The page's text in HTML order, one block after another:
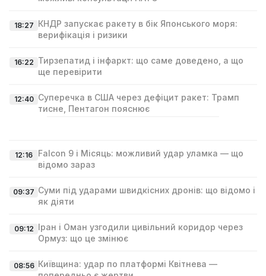
18:27 КНДР запускає ракету в бік Японського моря:
верифікація і ризики
16:22 Тирзепатид і інфаркт: що саме доведено, а що
ще перевірити
12:40 Суперечка в США через дефіцит ракет: Трамп
тисне, Пентагон пояснює
12:16
Falcon 9 і Місяць: можливий удар уламка — що
відомо зараз
09:37 Суми під ударами швидкісних дронів: що відомо і
як діяти
09:12 Іран і Оман узгодили цивільний коридор через
Ормуз: що це змінює
08:56 Київщина: удар по платформі Квітнева —